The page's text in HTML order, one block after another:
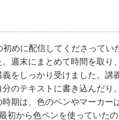
めに配信してくださってい
週末にまとめて時間を取り
をしっかり受けました。講
のテキストに書き込んだり
期は、色のペンやマーカー
初から色ペンを使っていた